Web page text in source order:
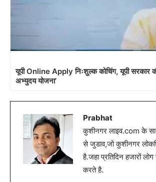
यूपी Online Apply निःशुल्क कोचिंग, यूपी सरकार
अभ्युदय योजना’
Prabhat
कुशीनगर लाइव.com के
से जुडाव,जो कुशीनगर
है.जहा प्रतिदिन हजारों
करते है.